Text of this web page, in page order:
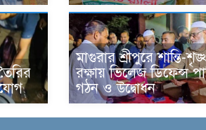
মাগুরার শ্রীপুরে শান্তি-
রক্ষায় ভিলেজ ডিফেন্স
গঠন ও উদ্বোধন